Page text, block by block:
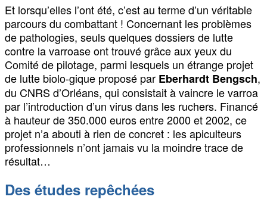
Et lorsqu’elles l’ont été, c’est au terme d’un véritable
parcours du combattant ! Concernant les problèmes
de pathologies, seuls quelques dossiers de lutte
contre la varroase ont trouvé grâce aux yeux du
Comité de pilotage, parmi lesquels un étrange projet
de lutte biolo-gique proposé par Eberhardt Bengsch,
du CNRS d’Orléans, qui consistait à vaincre le varroa
par l’introduction d’un virus dans les ruchers. Financé
à hauteur de 350.000 euros entre 2000 et 2002, ce
projet n’a abouti à rien de concret : les apiculteurs
professionnels n’ont jamais vu la moindre trace de
résultat…
Des études repêchées